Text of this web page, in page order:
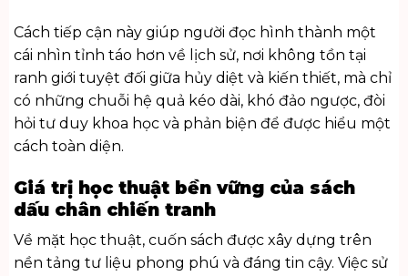
Cách tiếp cận này giúp người đọc hình thành một
cái nhìn tỉnh táo hơn về lịch sử, nơi không tồn tại
ranh giới tuyệt đối giữa hủy diệt và kiến thiết, mà chỉ
có những chuỗi hệ quả kéo dài, khó đảo ngược, đòi
hỏi tư duy khoa học và phản biện để được hiểu một
cách toàn diện.
Giá trị học thuật bền vững của sách
dấu chân chiến tranh
Về mặt học thuật, cuốn sách được xây dựng trên
nền tảng tư liệu phong phú và đáng tin cậy. Việc sử